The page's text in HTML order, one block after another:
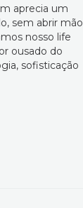
aprecia um
sem abrir mão
nosso life
ousado do
sofisticação